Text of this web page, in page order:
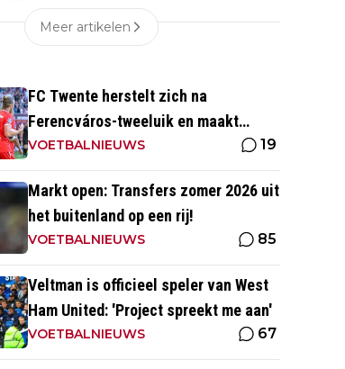
Meer artikelen
FC Twente herstelt zich na
Ferencváros-tweeluik en maakt
gehakt van Slowaakse opponent
VOETBALNIEUWS 19
Markt open: Transfers zomer 2026 uit
het buitenland op een rij!
VOETBALNIEUWS 85
Veltman is officieel speler van West
Ham United: 'Project spreekt me aan'
VOETBALNIEUWS 67